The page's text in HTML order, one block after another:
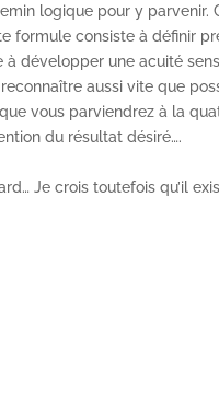
logique pour y parvenir.
formule consiste à définir
à développer une acuité
aussi vite que
vous parviendrez à la
du résultat désiré….
Je crois toutefois qu’il